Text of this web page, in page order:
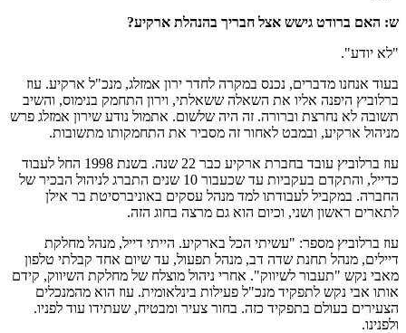
ש: האם ברודט גישש אצל חבריך בהנהלת ארקיע?
"לא יודע".
בעוד אנחנו מדברים, נכנס במקרה לחדר ירון אמזלג, מנכ"ל ארקיע. עוז
ברלוביץ היפנה אליו את השאלה ששאלתי, וירון התחמק בנימוס, והשיב
תשובה לא נחרצת וברורה. זה היה שלשום. אתמול נודע שירון אמזלג פרש
מניהול ארקיע, ובמבט לאחור זה מסביר את התחמקותו מתשובות.
עוז ברלוביץ עובד בחברת ארקיע כבר 22 שנה. בשנת 1998 החל לעבוד
כדייל, והתקדם בעקביות עד שכעבור 10 שנים התברג לניהול הבכיר של
החברה. במקביל לעבודתו למד מנהל עסקים באוניברסיטת בר אילן
לתארים ראשון ושני, וכיום הוא גם מרצה בחוג הזה.
עוז ברלוביץ מספר: "עשיתי הכל בארקיע. הייתי דייל, מנהל מחלקת
דיילים, מנהל תחנת שדה דב, מנהל תפעול, עד שיום אחד קבלתי טלפון
מאבי נקש "תעבור לשיווק". אחרי ניהול מוצלח של מחלקת השיווק, קידם
אותו אבי נקש לתפקיד מנכ"ל פעילות בינלאומית. עוז הוא מהמנכלים
הצעירים בעולם בתפקיד כזה. בחור צעיר ומבטיח, שעתידו עוד לפניו.
ולפנינו.